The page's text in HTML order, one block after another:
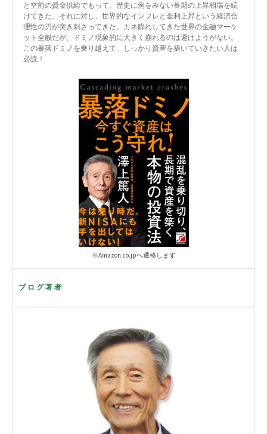
と空前の資金供給でもって、歴史に例をみない長期の上昇相場を続
けてきた。それに対し、世界的なインフレと金利上昇という経済合
理性の刃が突き刺さってきた。カネ膨れしてきた世界の金融マーケ
ット全般だが、ドミノ現象的に大きく崩れるのは避けようがない。
この暴落ドミノを乗り越えて、しっかり資産を築いていきたい人は
必読！
※Amazon.co.jpへ遷移します
ブログ著者